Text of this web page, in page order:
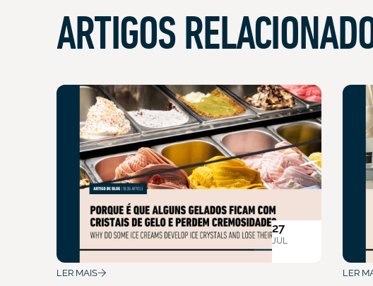
ARTIGOS
27
JUL
LER MAIS LER